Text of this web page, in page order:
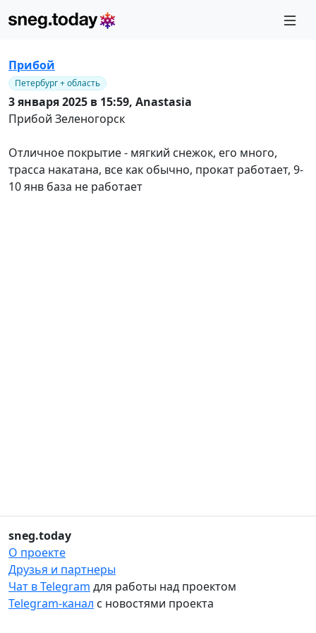
Прибой
Петербург + область
3 января 2025 в 15:59, Anastasia
Прибой Зеленогорск
Отличное покрытие - мягкий снежок, его много,
трасса накатана, все как обычно, прокат работает, 9-
10 янв база не работает
sneg.today
О проекте
Друзья и партнеры
Чат в Telegram для работы над проектом
Telegram-канал с новостями проекта